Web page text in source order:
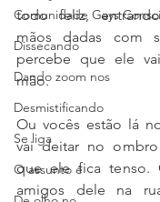
Comunidade Gays
Dissecando
Dando zoom nos
Desmistificando
Se liga
O assunto é
todo feliz,
mãos dadas com
percebe que ele
mão.
Ou vocês estão lá
vai deitar no
que ele fica tenso.
amigos dele na